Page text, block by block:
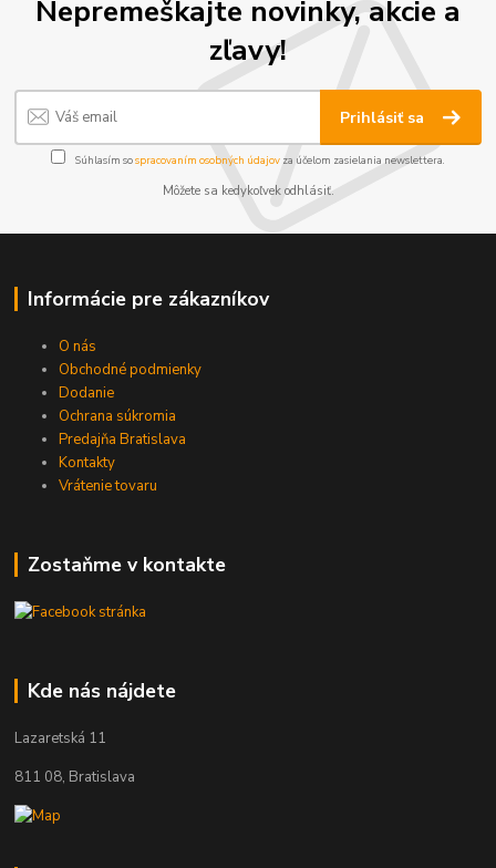
Nepremeškajte novinky, akcie a
zľavy!
Prihlásiť sa
Súhlasím sospracovaním osobných údajov za účelom zasielania newslettera.
Môžete sa kedykoľvek odhlásiť.
Informácie pre zákazníkov
O nás
Obchodné podmienky
Dodanie
Ochrana súkromia
Predajňa Bratislava
Kontakty
Vrátenie tovaru
Zostaňme v kontakte
Kde nás nájdete
Lazaretská 11
811 08, Bratislava